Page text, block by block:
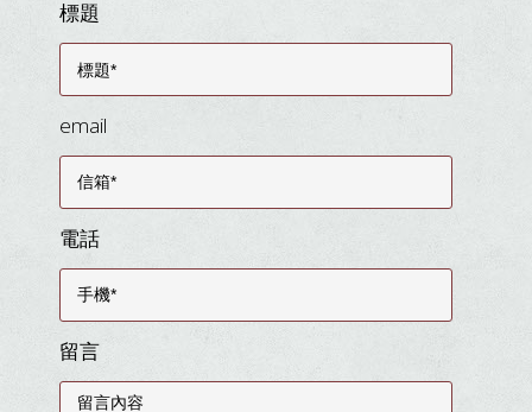
標題
email
電話
留言